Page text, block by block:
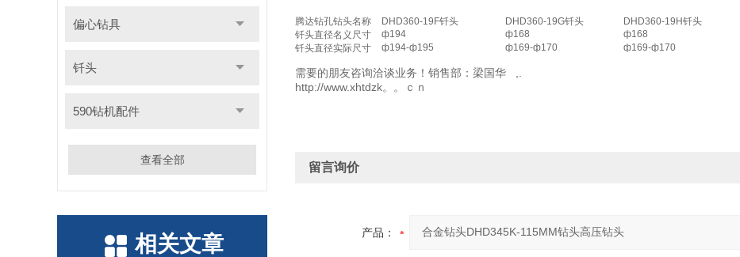
偏心钻具
钎头
590钻机配件
查看全部
相关文章
腾达钻孔钻头名称 DHD360-19F钎头 DHD360-19G钎头 DHD360-19H钎头
钎头直径名义尺寸
ф194 ф168
ф168
钎头直径实际尺寸
ф194-ф195 ф169-ф170 ф169-ф170
需要的朋友咨询洽谈业务！销售部：梁国华 ,.
http://www.xhtdzk。。ｃｎ
留言询价
产品：